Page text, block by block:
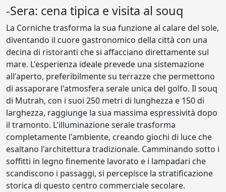
-Sera: cena tipica e visita al souq
La Corniche trasforma la sua funzione al calare del sole,
diventando il cuore gastronomico della città con una
decina di ristoranti che si affacciano direttamente sul
mare. L'esperienza ideale prevede una sistemazione
all'aperto, preferibilmente su terrazze che permettono
di assaporare l'atmosfera serale unica del golfo. Il souq
di Mutrah, con i suoi 250 metri di lunghezza e 150 di
larghezza, raggiunge la sua massima espressività dopo
il tramonto. L'illuminazione serale trasforma
completamente l'ambiente, creando giochi di luce che
esaltano l'architettura tradizionale. Camminando sotto i
soffitti in legno finemente lavorato e i lampadari che
scandiscono i passaggi, si percepisce la stratificazione
storica di questo centro commerciale secolare.